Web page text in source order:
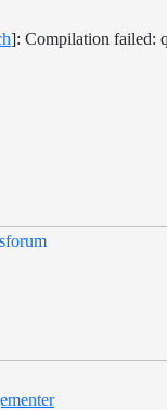
]: Compilation failed: